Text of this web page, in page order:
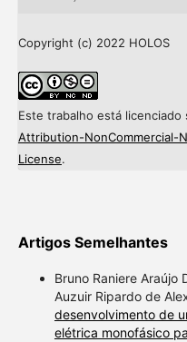
Copyright (c) 2022 HOLOS
Este trabalho está licenciado
Attribution-NonCommercial-
License.
Artigos Semelhantes
Bruno Raniere Araújo
Auzuir Ripardo de
desenvolvimento de
elétrica monofásico